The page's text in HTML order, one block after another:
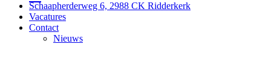
Schaapherderweg 6, 2988 CK Ridderkerk
Vacatures
Contact
Nieuws